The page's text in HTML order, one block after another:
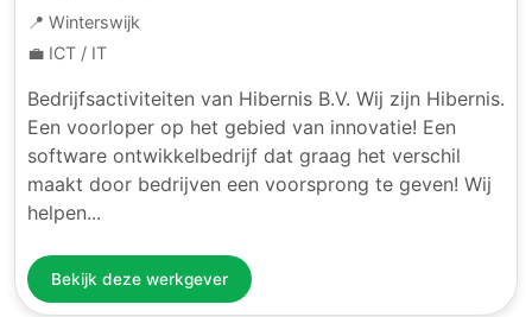
📍 Winterswijk
💼 ICT / IT
Bedrijfsactiviteiten van Hibernis B.V. Wij zijn Hibernis.
Een voorloper op het gebied van innovatie! Een
software ontwikkelbedrijf dat graag het verschil
maakt door bedrijven een voorsprong te geven! Wij
helpen...
Bekijk deze werkgever